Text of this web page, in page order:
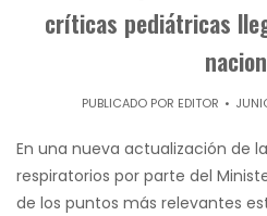
críticas pediátricas
PUBLICADO POR EDITOR
En una nueva actualización de
respiratorios por parte del
de los puntos más relevantes